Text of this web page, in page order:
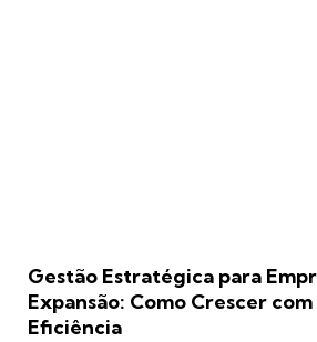
Gestão Estratégica para
Expansão: Como Crescer
Eficiência